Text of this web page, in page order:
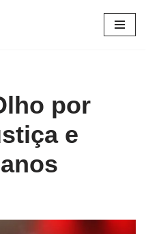
por
e